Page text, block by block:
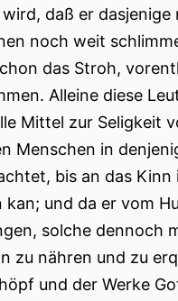
daß er
noch weit
das Stroh,
Alleine diese
Mittel zur Seligkeit
Menschen in
bis an das
kan; und da er vom
solche dennoch
zu nähren und zu
und der Werke